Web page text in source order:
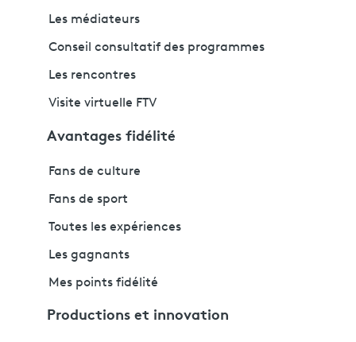
Les médiateurs
Conseil consultatif des programmes
Les rencontres
Visite virtuelle FTV
Avantages fidélité
Fans de culture
Fans de sport
Toutes les expériences
Les gagnants
Mes points fidélité
Productions et innovation